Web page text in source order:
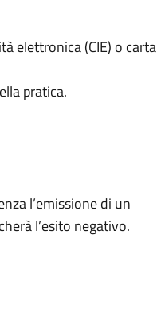
elettronica (CIE) o carta
pratica.
l’emissione di un
l’esito negativo.